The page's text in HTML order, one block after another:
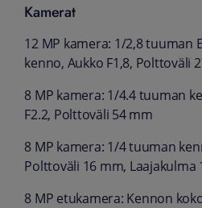
Kamerat
12 MP kamera: 1/2,8 tuuman
kenno, Aukko F1,8, Polttoväli
8 MP kamera: 1/4.4 tuuman
F2.2, Polttoväli 54 mm
8 MP kamera: 1/4 tuuman
Polttoväli 16 mm, Laajakulma
8 MP etukamera: Kennon